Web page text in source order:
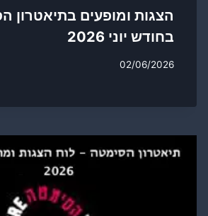
הצגות ומופעים בתיאטרון
בחודש יוני 2026
02/06/2026